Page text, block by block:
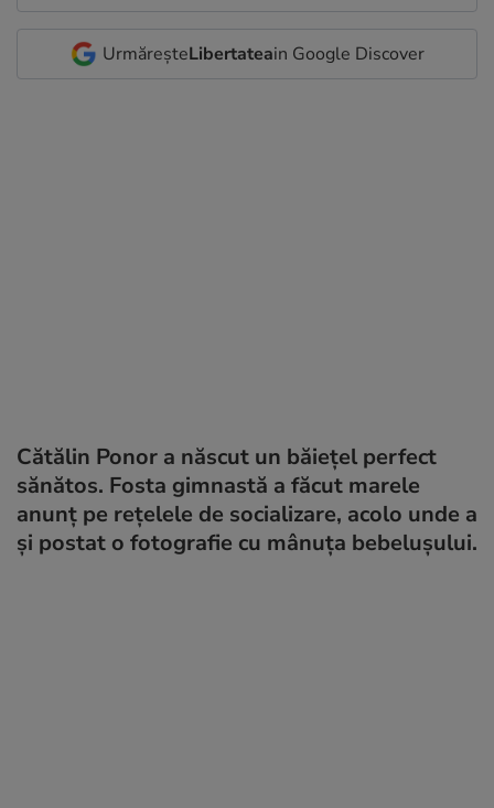
UrmăreșteLibertateain Google Discover
Cătălin Ponor a născut un băiețel perfect
sănătos. Fosta gimnastă a făcut marele
anunț pe rețelele de socializare, acolo unde a
și postat o fotografie cu mânuța bebelușului.